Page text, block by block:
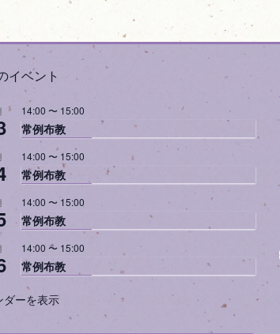
イベント
14:00 〜 15:00
常例布教
14:00 〜 15:00
常例布教
14:00 〜 15:00
常例布教
14:00 〜 15:00
常例布教
ダーを表示